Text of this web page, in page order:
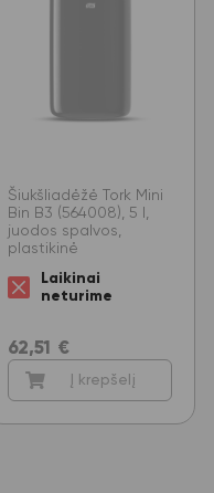
Šiukšliadėžė Tork Mini
Bin B3 (564008), 5 l,
juodos spalvos,
plastikinė
Laikinai
neturime
62,51 €
Į krepšelį